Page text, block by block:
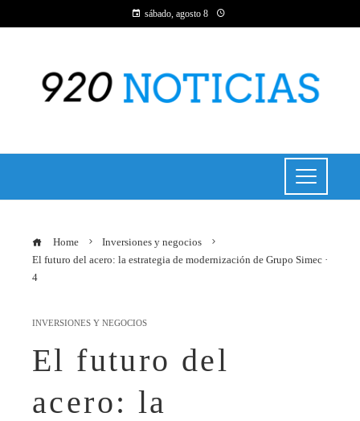
sábado, agosto 8
Home
Inversiones y negocios
El futuro del acero: la estrategia de modernización de Grupo Simec ·
4
INVERSIONES Y NEGOCIOS
El futuro del
acero: la